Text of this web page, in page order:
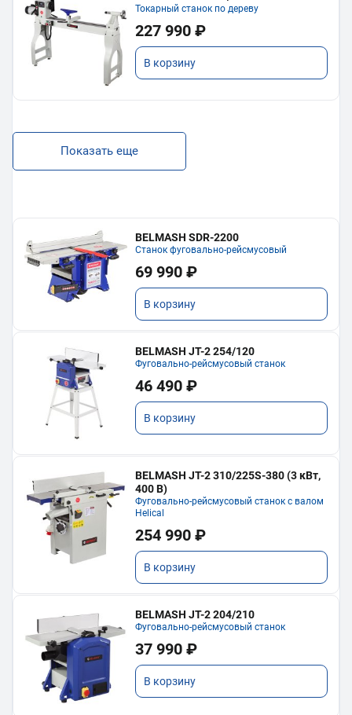
Токарный станок по дереву
227 990 ₽
В корзину
Показать еще
BELMASH SDR-2200
Станок фуговально-рейсмусовый
69 990 ₽
В корзину
BELMASH JT-2 254/120
Фуговально-рейсмусовый станок
46 490 ₽
В корзину
BELMASH JT-2 310/225S-380 (3 кВт,
400 В)
Фуговально-рейсмусовый станок с валом
Helical
254 990 ₽
В корзину
BELMASH JT-2 204/210
Фуговально-рейсмусовый станок
37 990 ₽
В корзину